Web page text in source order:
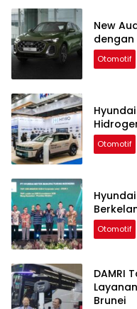
New
dengan
Otomotif
Otomotif
Otomotif
DAMRI
Brunei